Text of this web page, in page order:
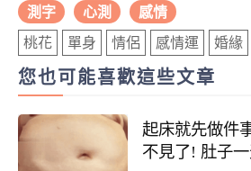
測字 心測 感情
桃花 單身 情侶 感情運 婚緣
您也可能喜歡這些文章
起床就先做件
不見了! 肚子一